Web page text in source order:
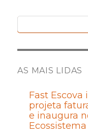
AS MAIS LIDAS
Fast Escova
projeta
e inaugura